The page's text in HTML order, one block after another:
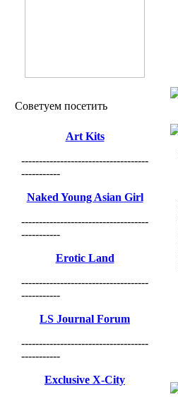
Советуем посетить
Art Kits
------------------------------------
-----------
Naked Young Asian Girl
------------------------------------
-----------
Erotic Land
------------------------------------
-----------
LS Journal Forum
------------------------------------
-----------
Exclusive X-City